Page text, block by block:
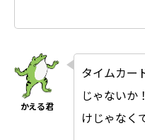
タイムカー
じゃないか
けじゃなく